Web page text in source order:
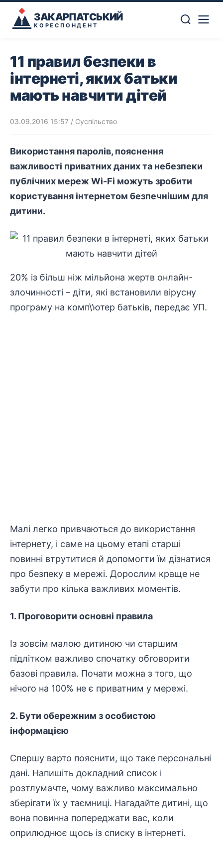
ЗАКАРПАТСЬКИЙ
КОРЕСПОНДЕНТ
11 правил безпеки в
інтернеті, яких батьки
мають навчити дітей
03.09.2016 15:57 / Суспільство
Використання паролів, пояснення
важливості приватних даних та небезпеки
публічних мереж Wi-Fi можуть зробити
користування інтернетом безпечнішим для
дитини.
20% із більш ніж мільйона жертв онлайн-
злочинності – діти, які встановили вірусну
програму на комп\’ютер батьків, передає УП.
Малі легко привчаються до використання
інтернету, і саме на цьому етапі старші
повинні втрутитися й допомогти їм дізнатися
про безпеку в мережі. Дорослим краще не
забути про кілька важливих моментів.
1. Проговорити основні правила
Із зовсім малою дитиною чи старшим
підлітком важливо спочатку обговорити
базові правила. Почати можна з того, що
нічого на 100% не є приватним у мережі.
2. Бути обережним з особистою
інформацією
Спершу варто пояснити, що таке персональні
дані. Напишіть докладний список і
розтлумачте, чому важливо максимально
зберігати їх у таємниці. Нагадайте дитині, що
вона повинна попереджати вас, коли
оприлюднює щось із списку в інтернеті.